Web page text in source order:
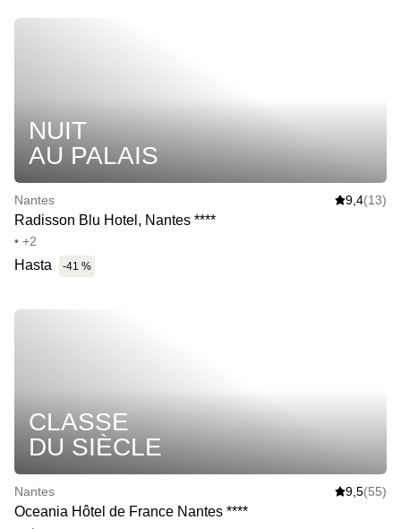
NUIT
AU PALAIS
Nantes 9,4(13)
Radisson Blu Hotel, Nantes ****
• +2
Hasta -41 %
CLASSE
DU SIÈCLE
Nantes 9,5(55)
Oceania Hôtel de France Nantes ****